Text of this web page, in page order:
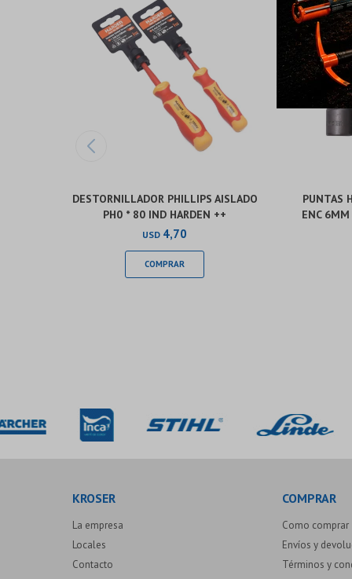
DESTORNILLADOR PHILLIPS AISLADO
PH0 * 80 IND HARDEN ++
USD 4,70
PUNTAS
ENC
KROSER
La empresa
Locales
Contacto
COMPRAR
Como comprar
Envíos y
Términos y